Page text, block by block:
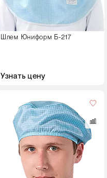
Шлем Юниформ Б-217
Узнать цену